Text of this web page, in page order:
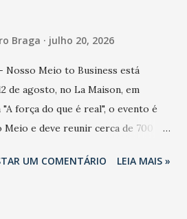
Braga julho 20, 2026
Nosso Meio to Business está
de agosto, no La Maison, em
força do que é real", o evento é
e deve reunir cerca de 700
Nacional. Desde 2022, o NM2B
UM COMENTÁRIO LEIA MAIS »